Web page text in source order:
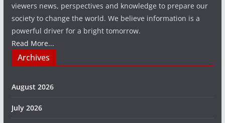
viewers news, perspectives and knowledge to prepare our
society to change the world. We believe information is a
powerful driver for a bright tomorrow.
Read More...
Archives
August 2026
July 2026